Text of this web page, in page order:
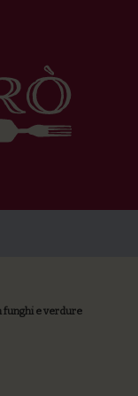
funghi e verdure